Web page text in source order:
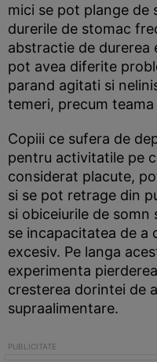
mici se pot plange de
durerile de stomac
abstractie de durerea
pot avea diferite
parand agitati si
temeri, precum
Copiii ce sufera de
pentru activitatile pe
considerat placute,
si se pot retrage din
si obiceiurile de
se incapacitatea de a
excesiv. Pe langa
experimenta
cresterea dorintei de
supraalimentare.